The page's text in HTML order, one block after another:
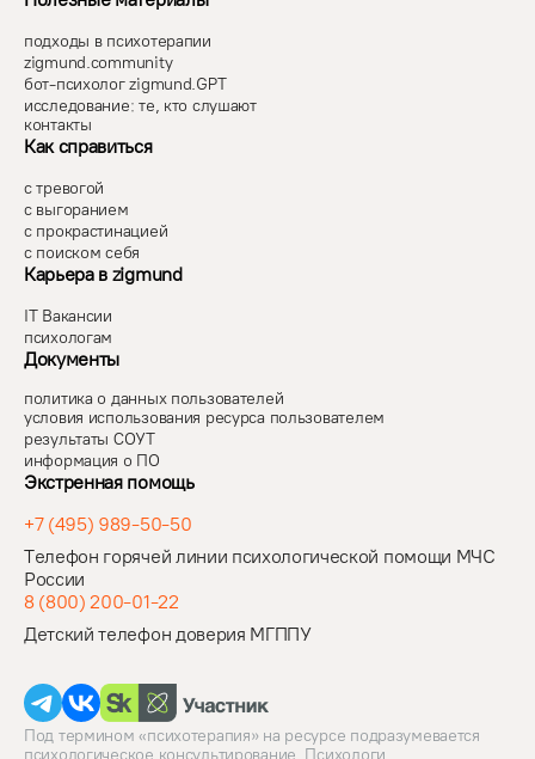
подходы в психотерапии
zigmund.community
бот-психолог zigmund.GPT
исследование: те, кто слушают
контакты
Как справиться
с тревогой
с выгоранием
с прокрастинацией
с поиском себя
Карьера в zigmund
IT Вакансии
психологам
Документы
политика о данных пользователей
условия использования ресурса пользователем
результаты СОУТ
информация о ПО
Экстренная помощь
+7 (495) 989-50-50
Телефон горячей линии психологической помощи МЧС
России
8 (800) 200-01-22
Детский телефон доверия МГППУ
Под термином «психотерапия» на ресурсе подразумевается
психологическое консультирование. Психологи